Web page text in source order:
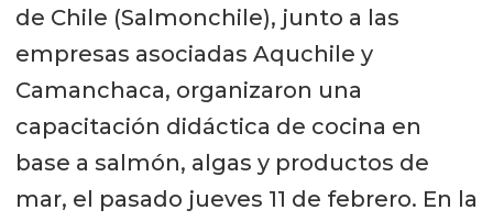
de Chile (Salmonchile), junto a las
empresas asociadas Aquchile y
Camanchaca, organizaron una
capacitación didáctica de cocina en
base a salmón, algas y productos de
mar, el pasado jueves 11 de febrero. En la